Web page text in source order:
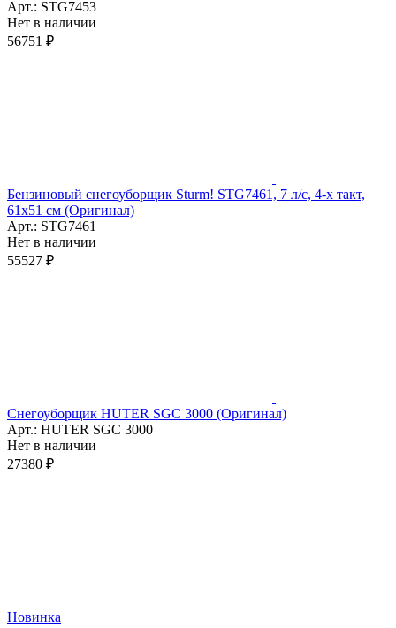
Арт.: STG7453
Нет в наличии
56751 ₽
Бензиновый снегоуборщик Sturm! STG7461, 7 л/с, 4-х такт,
61х51 см (Оригинал)
Арт.: STG7461
Нет в наличии
55527 ₽
Снегоуборщик HUTER SGC 3000 (Оригинал)
Арт.: HUTER SGC 3000
Нет в наличии
27380 ₽
Новинка